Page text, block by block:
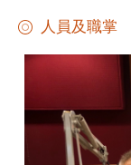
人員及職掌